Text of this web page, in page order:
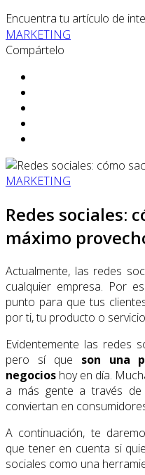
Encuentra tu artículo de
MARKETING
Compártelo
MARKETING
Redes sociales:
máximo
Actualmente, las redes
cualquier empresa. Por
punto para que tus
por ti, tu producto o
Evidentemente las redes
pero sí que son una
negocios hoy en día.
a más gente a través de
conviertan en
A continuación, te
que tener en cuenta si
sociales como una